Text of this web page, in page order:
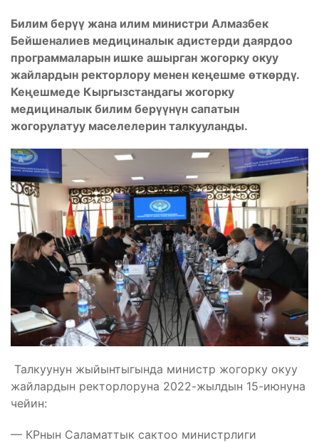
Билим берүү жана илим министри Алмазбек
Бейшеналиев медициналык адистерди даярдоо
программаларын ишке ашырган жогорку окуу
жайлардын ректорлору менен кеңешме өткөрдү.
Кеңешмеде Кыргызстандагы жогорку
медициналык билим берүүнүн сапатын
жогорулатуу маселелерин талкууланды.
Талкуунун жыйынтыгында министр жогорку окуу
жайлардын ректорлоруна 2022-жылдын 15-июнуна
чейин:
— КРнын Саламаттык сактоо министрлиги